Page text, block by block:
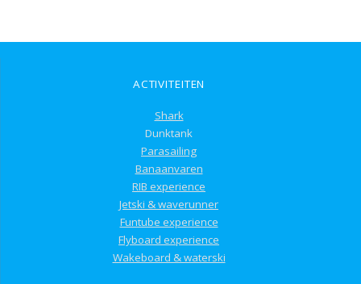
ACTIVITEITEN
Shark
Dunktank
Parasailing
Banaanvaren
RIB experience
Jetski & waverunner
Funtube experience
Flyboard experience
Wakeboard & waterski